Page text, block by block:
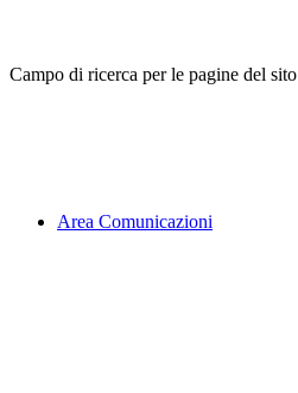
Campo di ricerca per le pagine del sito
Area Comunicazioni